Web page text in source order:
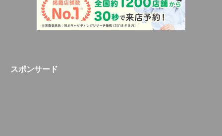
スポンサード